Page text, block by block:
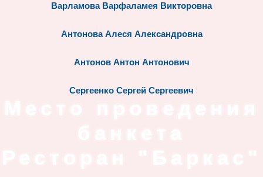
Варламова Варфаламея Викторовна
Антонова Алеся Александровна
Антонов Антон Антонович
Сергеенко Сергей Сергеевич